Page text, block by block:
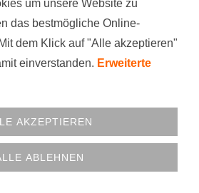
COOKIES
2025 printfactory GmbH
GmbH • Rohrstr. 2 • 58093
um unsere Website zu
das bestmögliche Online-
dem Klick auf "Alle akzeptieren"
einverstanden. Erweiterte
AKZEPTIEREN
ABLEHNEN